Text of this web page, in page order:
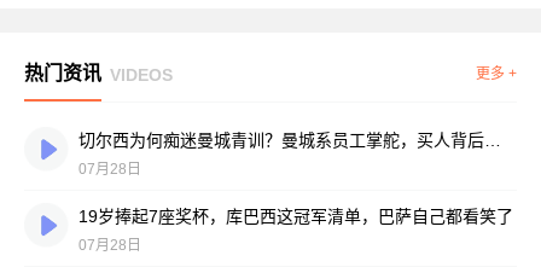
热门资讯 VIDEOS 更多 +
07月28日
19岁捧起7座奖杯，库巴西这冠军清单，巴萨自己都看笑了
07月28日